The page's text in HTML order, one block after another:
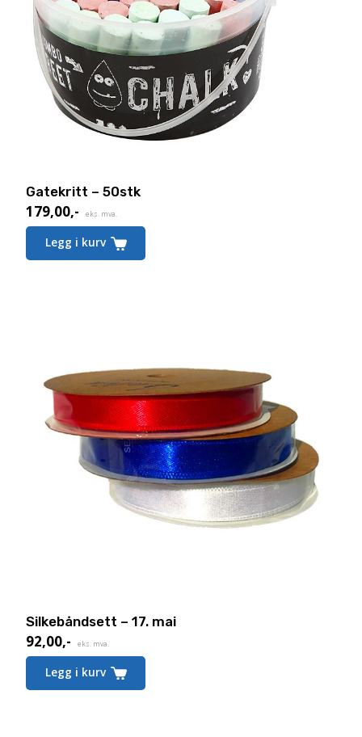
Gatekritt – 50stk
179,00,- eks. mva.
Legg i kurv
Silkebåndsett – 17. mai
92,00,- eks. mva.
Legg i kurv